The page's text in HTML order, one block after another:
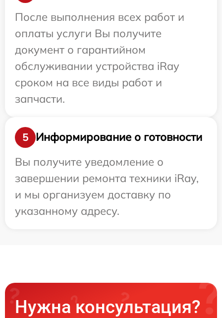
После выполнения всех работ и
оплаты услуги Вы получите
документ о гарантийном
обслуживании устройства iRay
сроком на все виды работ и
запчасти.
5
Информирование о готовности
Вы получите уведомление о
завершении ремонта техники iRay,
и мы организуем доставку по
указанному адресу.
Нужна консультация?